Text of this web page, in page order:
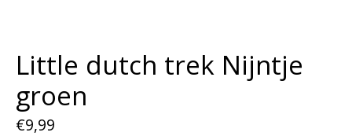
Little dutch trek Nijntje
groen
€9,99